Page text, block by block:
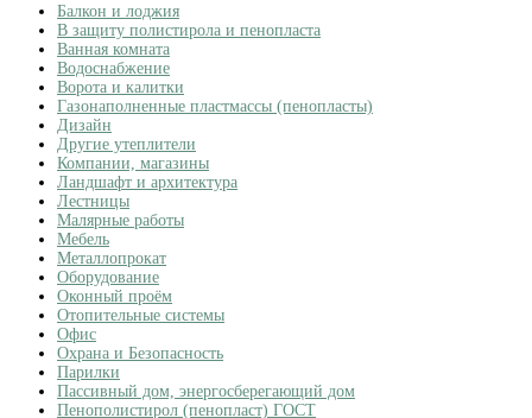
Балкон и лоджия
В защиту полистирола и пенопласта
Ванная комната
Водоснабжение
Ворота и калитки
Газонаполненные пластмассы (пенопласты)
Дизайн
Другие утеплители
Компании, магазины
Ландшафт и архитектура
Лестницы
Малярные работы
Мебель
Металлопрокат
Оборудование
Оконный проём
Отопительные системы
Офис
Охрана и Безопасность
Парилки
Пассивный дом, энергосберегающий дом
Пенополистирол (пенопласт) ГОСТ